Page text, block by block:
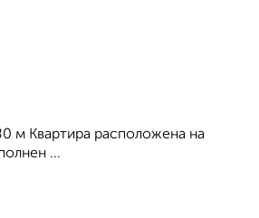
м Квартира расположена на
...